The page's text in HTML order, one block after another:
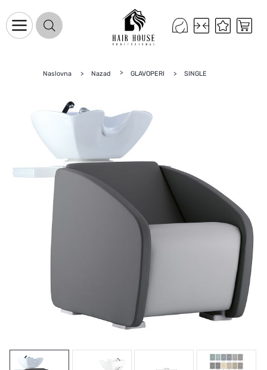
Proizvodi na promociji
Kontakt
Upravljanje kolačićima
Naslovna Nazad GLAVOPERI SINGLE